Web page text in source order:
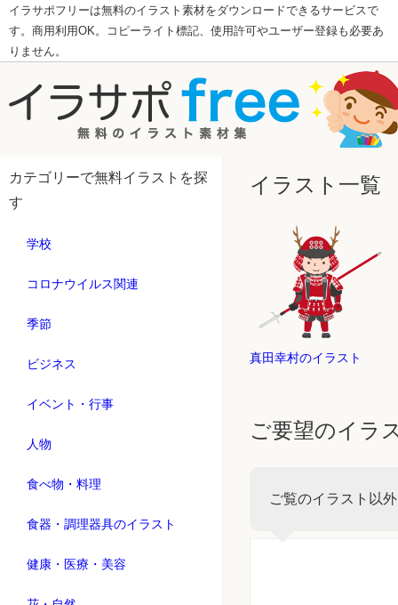
イラサポフリーは無料のイラスト素材をダウンロードできるサービスで
す。商用利用OK。コピーライト標記、使用許可やユーザー登録も必要あ
りません。
カテゴリーで無料イラストを探
す
学校
コロナウイルス関連
季節
ビジネス
イベント・行事
人物
食べ物・料理
食器・調理器具のイラスト
健康・医療・美容
イラスト一覧
真田幸村のイラスト
ご要望のイラ
ご覧のイラスト以